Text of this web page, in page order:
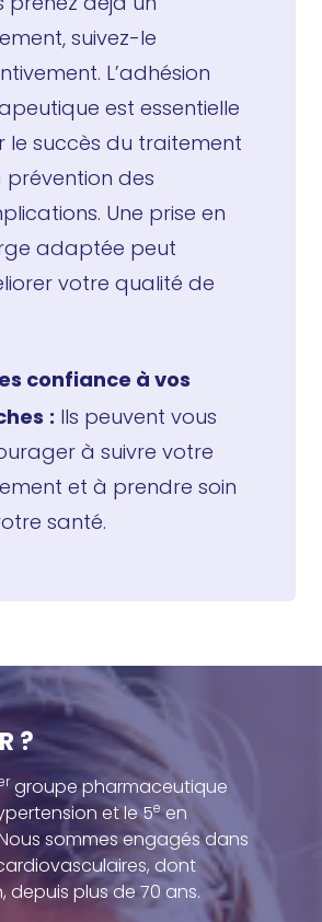
suivez-le
L’adhésion
est essentielle
le succès du traitement
prévention des
Une prise en
adaptée peut
votre qualité de
confiance à vos
: Ils peuvent vous
à suivre votre
et à prendre soin
santé.
?
groupe pharmaceutique
et le 5een
sommes engagés dans
dont
depuis plus de 70 ans.